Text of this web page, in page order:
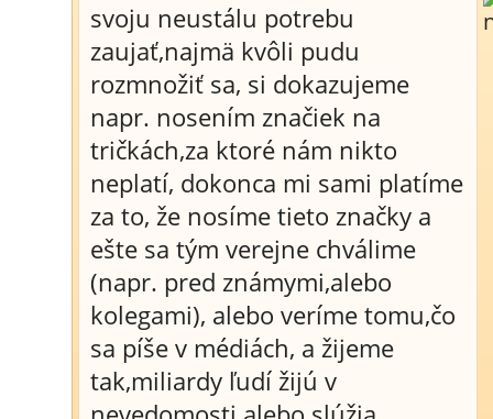
svoju neustálu potrebu
zaujať,najmä kvôli pudu
rozmnožiť sa, si dokazujeme
napr. nosením značiek na
tričkách,za ktoré nám nikto
neplatí, dokonca mi sami platíme
za to, že nosíme tieto značky a
ešte sa tým verejne chválime
(napr. pred známymi,alebo
kolegami), alebo veríme tomu,čo
sa píše v médiách, a žijeme
tak,miliardy ľudí žijú v